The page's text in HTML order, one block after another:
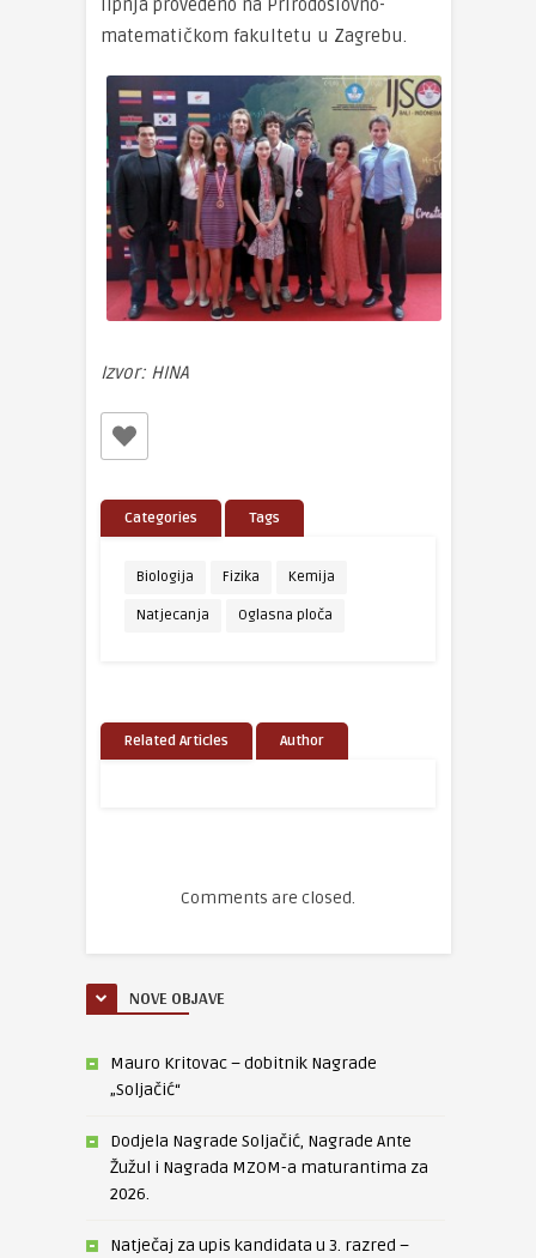
lipnja provedeno na Prirodoslovno-
matematičkom fakultetu u Zagrebu.
Izvor: HINA
Categories Tags
Biologija Fizika Kemija
Natjecanja Oglasna ploča
Related Articles Author
Comments are closed.
NOVE OBJAVE
Mauro Kritovac – dobitnik Nagrade
„Soljačić“
Dodjela Nagrade Soljačić, Nagrade Ante
Žužul i Nagrada MZOM-a maturantima za
2026.
Natječaj za upis kandidata u 3. razred –